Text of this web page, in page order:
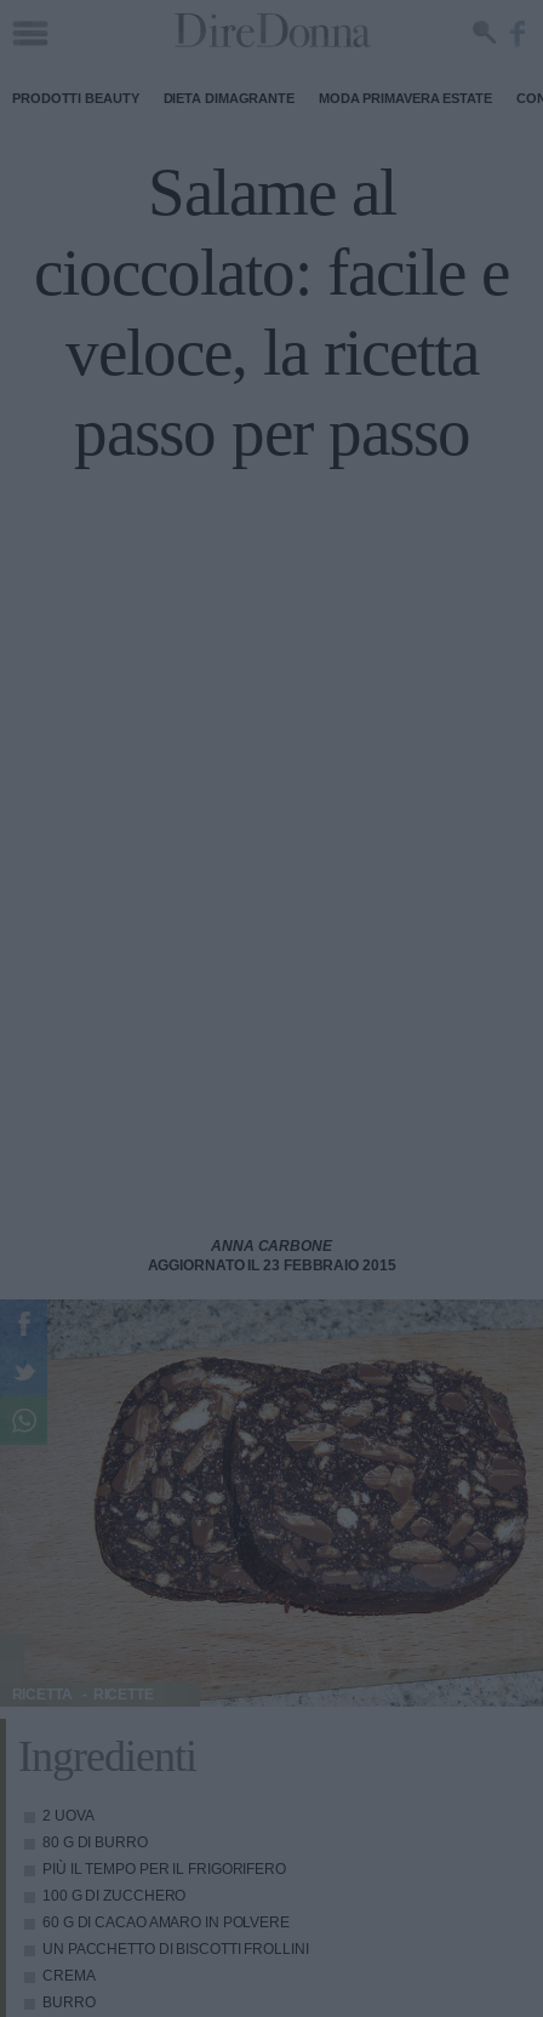
PRODOTTI BEAUTY DIETA DIMAGRANTE MODA PRIMAVERA ESTATE
Salame al
cioccolato: facile e
veloce, la ricetta
passo per passo
ANNA CARBONE
AGGIORNATO IL 23 FEBBRAIO 2015
RICETTA
Ingredienti
2 UOVA
80 G DI BURRO
PIÙ IL TEMPO PER IL FRIGORIFERO
100 G DI ZUCCHERO
60 G DI CACAO AMARO IN POLVERE
UN PACCHETTO DI BISCOTTI FROLLINI
CREMA
BURRO